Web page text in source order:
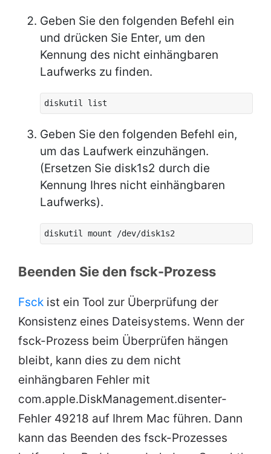
Geben Sie den folgenden Befehl ein
und drücken Sie Enter, um den
Kennung des nicht einhängbaren
Laufwerks zu finden.
diskutil list
Geben Sie den folgenden Befehl ein,
um das Laufwerk einzuhängen.
(Ersetzen Sie disk1s2 durch die
Kennung Ihres nicht einhängbaren
Laufwerks).
diskutil mount /dev/disk1s2
Beenden Sie den fsck-Prozess
Fsck ist ein Tool zur Überprüfung der
Konsistenz eines Dateisystems. Wenn der
fsck-Prozess beim Überprüfen hängen
bleibt, kann dies zu dem nicht
einhängbaren Fehler mit
com.apple.DiskManagement.disenter-
Fehler 49218 auf Ihrem Mac führen. Dann
kann das Beenden des fsck-Prozesses